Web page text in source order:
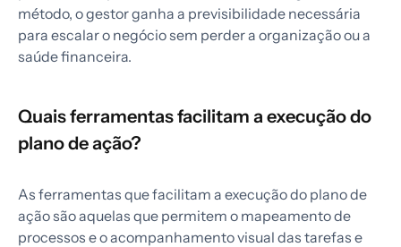
método, o gestor ganha a previsibilidade necessária
para escalar o negócio sem perder a organização ou a
saúde financeira.
Quais ferramentas facilitam a execução do
plano de ação?
As ferramentas que facilitam a execução do plano de
ação são aquelas que permitem o mapeamento de
processos e o acompanhamento visual das tarefas e